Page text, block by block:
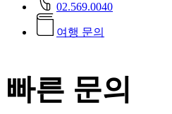
02.569.0040
여 행 문의
빠른 문의